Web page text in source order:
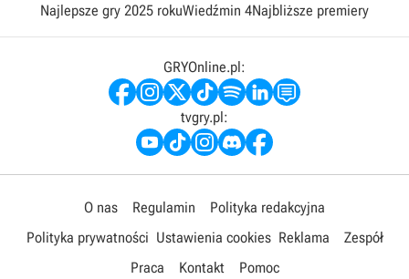
Najlepsze gry 2025 rokuWiedźmin 4Najbliższe premiery
GRYOnline.pl:
tvgry.pl:
O nas Regulamin
Polityka redakcyjna
Polityka prywatności Ustawienia cookies Reklama
Zespół
Praca
Kontakt Pomoc